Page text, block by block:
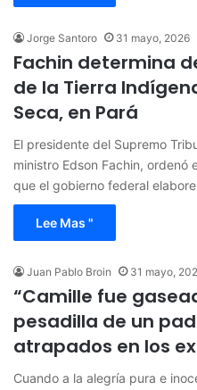
Jorge Santoro 31 mayo, 2026
Fachin determina
de la Tierra
Seca, en Pará
El presidente del Supremo
ministro Edson Fachin, ordenó
que el gobierno federal
Lee Mas "
Juan Pablo Broin 31 mayo,
“Camille fue
pesadilla de un
atrapados en los
Cuando a la alegría pura e